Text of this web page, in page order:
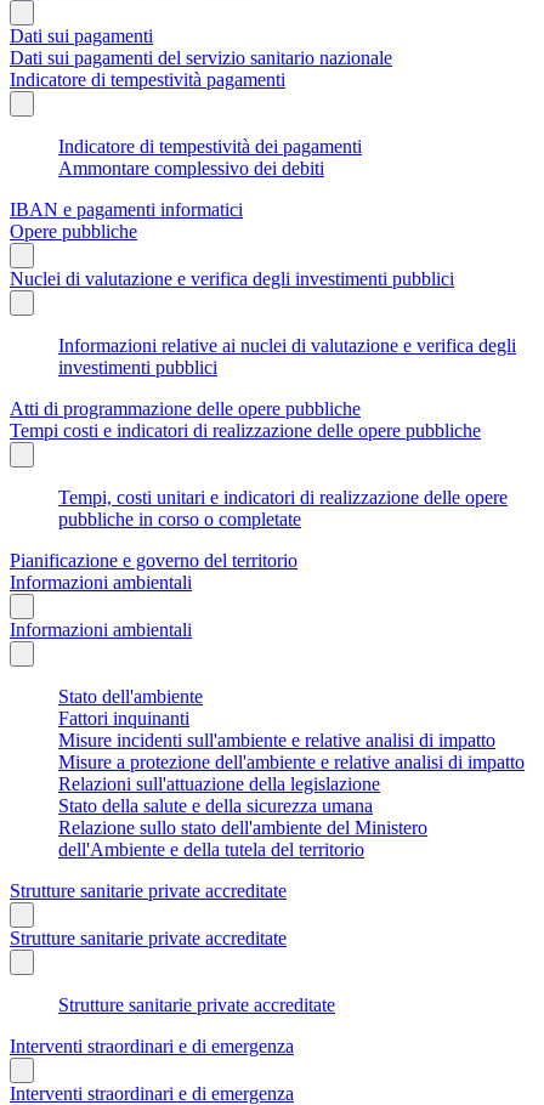
Dati sui pagamenti
Dati sui pagamenti del servizio sanitario nazionale
Indicatore di tempestività pagamenti
Indicatore di tempestività dei pagamenti
Ammontare complessivo dei debiti
IBAN e pagamenti informatici
Opere pubbliche
Nuclei di valutazione e verifica degli investimenti pubblici
Informazioni relative ai nuclei di valutazione e verifica degli
investimenti pubblici
Atti di programmazione delle opere pubbliche
Tempi costi e indicatori di realizzazione delle opere pubbliche
Tempi, costi unitari e indicatori di realizzazione delle opere
pubbliche in corso o completate
Pianificazione e governo del territorio
Informazioni ambientali
Informazioni ambientali
Stato dell'ambiente
Fattori inquinanti
Misure incidenti sull'ambiente e relative analisi di impatto
Misure a protezione dell'ambiente e relative analisi di impatto
Relazioni sull'attuazione della legislazione
Stato della salute e della sicurezza umana
Relazione sullo stato dell'ambiente del Ministero
dell'Ambiente e della tutela del territorio
Strutture sanitarie private accreditate
Strutture sanitarie private accreditate
Strutture sanitarie private accreditate
Interventi straordinari e di emergenza
Interventi straordinari e di emergenza